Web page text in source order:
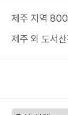
제주 지역
제주 외 도서